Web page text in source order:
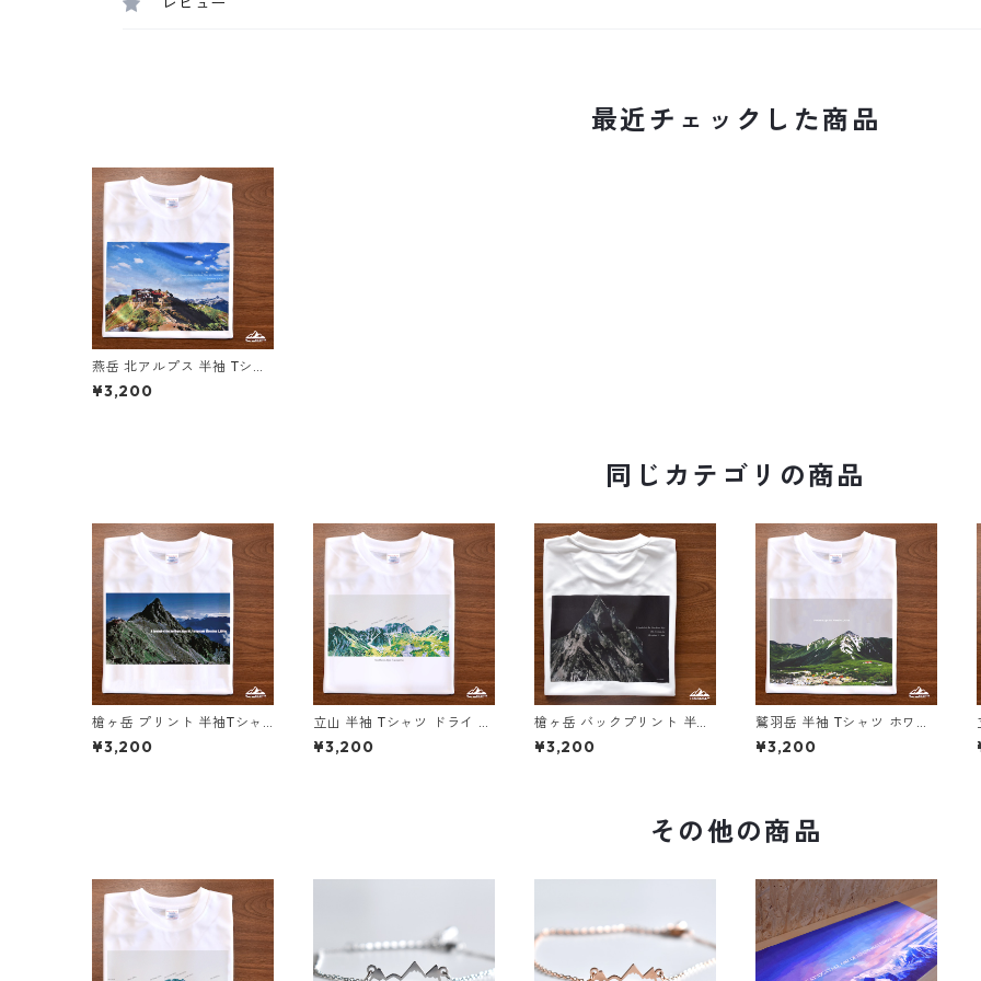
最近チェックした商品
燕岳 北アルプス 半袖 Tシャ
ツ ホワイト ドライ 吸水速乾
山 登山 山Tシャツ 山のイラ
¥3,200
同じカテゴリの商品
槍ヶ岳 プリント 半袖Tシャ
ツ ドライ 吸水速乾 山 登山
ホワイト 白 スポーツ
¥3,200
立山 半袖 Tシャツ ドライ 吸
水速乾 山 登山 アウトドア
山Tシャツ 山のイラスト（ホ
¥3,200
槍ヶ岳 バックプリント 半袖
Tシャツ ホワイト ブラック
ドライ 吸水速乾 山 登山 迷
¥3,200
鷲羽岳 半袖 Tシャツ ホワイ
ト ドライ 吸水速乾 山 登山
アウトドア 山Tシャツ 山の
¥3,200
その他の商品